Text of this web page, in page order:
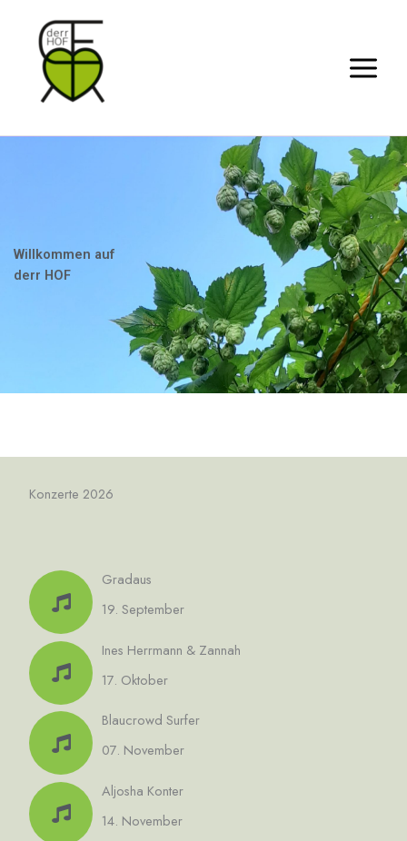
springen
Willkommen auf
derr HOF
Konzerte 2026
Gradaus
19. September
Ines Herrmann & Zannah
17. Oktober
Blaucrowd Surfer
07. November
Aljosha Konter
14. November